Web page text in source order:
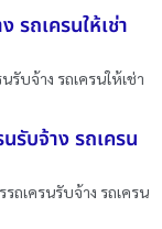
รถเครนให้เช่า
รับจ้าง รถเครนให้เช่า
รับจ้าง รถเครน
ถเครนรับจ้าง รถเครน